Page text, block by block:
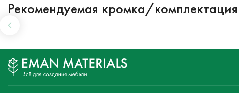
Рекомендуемая кромка/комплектация